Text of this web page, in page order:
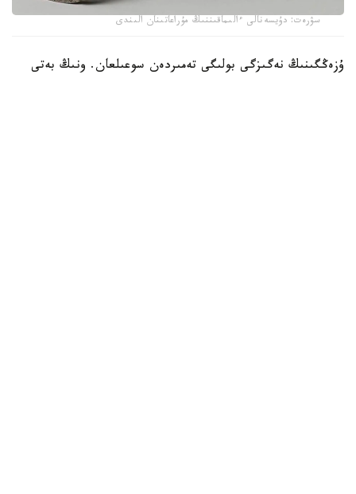
سۋرەت: دۇيسەنالى ءالىماقىننىڭ مۇراعاتىنان الىندى
ۇزەڭگىنىڭ نەگىزگى بولىگى تەمىردەن سوعىلعان. ونىڭ بەتى